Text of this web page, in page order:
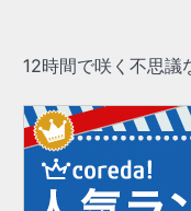
12時間で咲く不思議